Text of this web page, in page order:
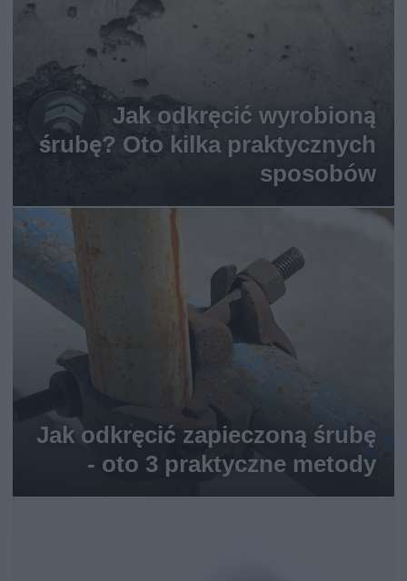
Jak odkręcić wyrobioną
śrubę? Oto kilka praktycznych
sposobów
Jak odkręcić zapieczoną śrubę
- oto 3 praktyczne metody